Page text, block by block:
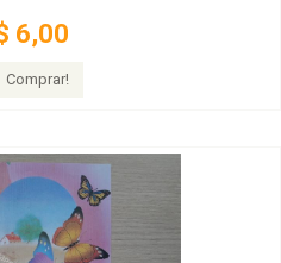
6,00
Comprar!